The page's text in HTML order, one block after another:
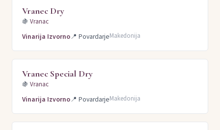
Vranec Dry
🍇 Vranac
Vinarija Izvorno📍 PovardarjeMakedonija
Vranec Special Dry
🍇 Vranac
Vinarija Izvorno📍 PovardarjeMakedonija